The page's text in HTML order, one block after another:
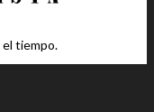
el tiempo.